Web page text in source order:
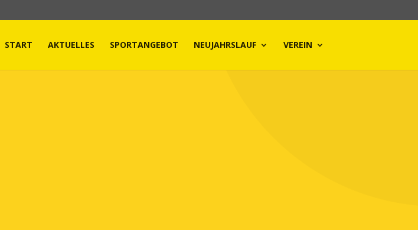
START AKTUELLES SPORTANGEBOT NEUJAHRSLAUF VEREIN